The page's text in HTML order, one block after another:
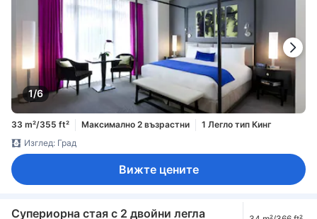
1/6
33 m²/355 ft² Максимално 2 възрастни
1 Легло тип Кинг
Изглед: Град
Вижте цените
Супериорна стая с 2 двойни легла